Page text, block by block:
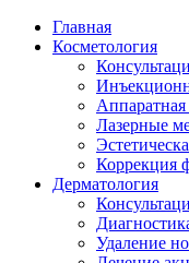
Главная
Косметология
Аппаратная
Лазерные
Коррекция
Дерматология
Удаление